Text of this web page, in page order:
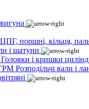
ЦПГ, поршні, кільця,
і шатуни
Головки і кришки
Розподільчі вали і